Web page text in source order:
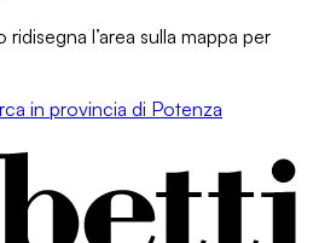
l’area sulla mappa per
in provincia di Potenza